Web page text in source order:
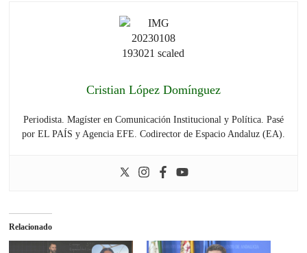
Cristian López Domínguez
Periodista. Magíster en Comunicación Institucional y Política. Pasé
por EL PAÍS y Agencia EFE. Codirector de Espacio Andaluz (EA).
Relacionado